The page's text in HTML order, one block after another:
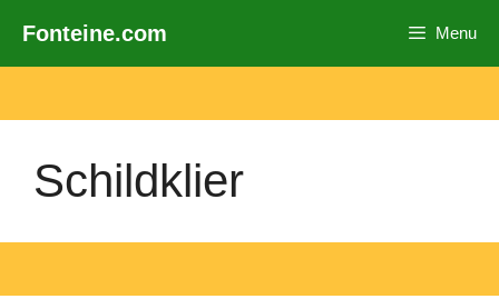
naar
inhoud
Fonteine.com Menu
Schildklier